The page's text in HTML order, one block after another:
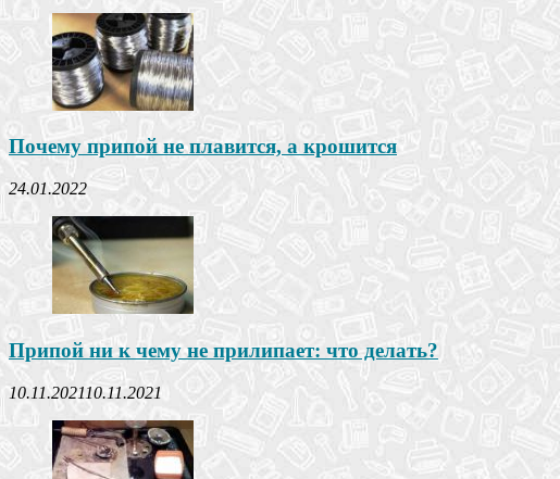
Почему припой не плавится, а крошится
24.01.2022
Припой ни к чему не прилипает: что делать?
10.11.202110.11.2021